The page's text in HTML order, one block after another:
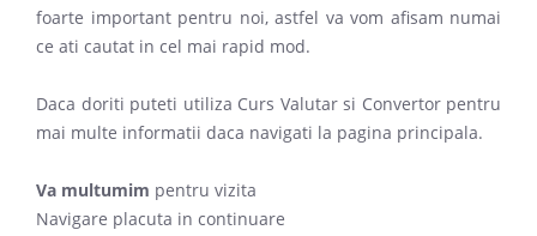
foarte important pentru noi, astfel va vom afisam numai
ce ati cautat in cel mai rapid mod.
Daca doriti puteti utiliza Curs Valutar si Convertor pentru
mai multe informatii daca navigati la pagina principala.
Va multumim pentru vizita
Navigare placuta in continuare